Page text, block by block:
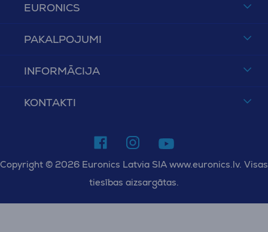
EURONICS
PAKALPOJUMI
INFORMĀCIJA
KONTAKTI
Copyright © 2026 Euronics Latvia SIA www.euronics.lv. Visas
tiesības aizsargātas.